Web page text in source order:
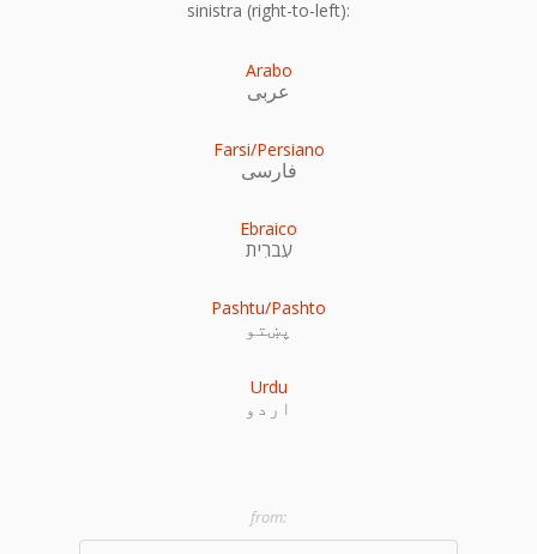
sinistra (right-to-left):
Arabo
عربى
Farsi/Persiano
فارسی
Ebraico
עִברִית
Pashtu/Pashto
پښتو
Urdu
اردو